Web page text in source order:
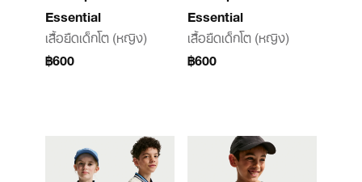
Essential
เสื้อยืดเด็กโต (หญิง)
฿600
Essential
เสื้อยืดเด็กโต (หญิง)
฿600